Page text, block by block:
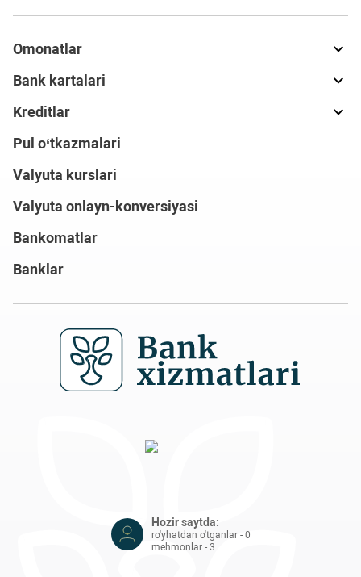
Omonatlar
Bank kartalari
Kreditlar
Pul o‘tkazmalari
Valyuta kurslari
Valyuta onlayn-konversiyasi
Bankomatlar
Banklar
Hozir saytda:
ro'yhatdan o'tganlar - 0
mehmonlar - 3